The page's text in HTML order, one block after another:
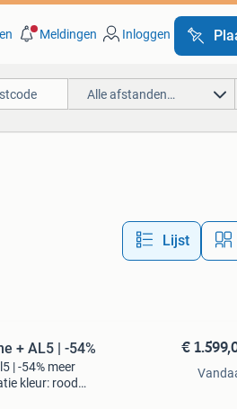
Meldingen Inloggen
Alle afstanden…
Lijst
+ AL5 | -54%
| -54% meer
kleur: rood
€